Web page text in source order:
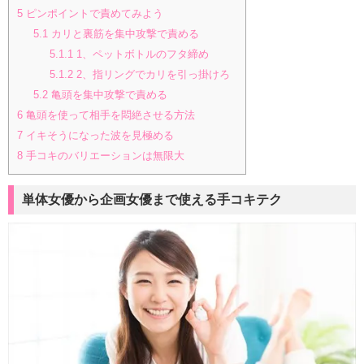
5 ピンポイントで責めてみよう
5.1カリと裏筋を集中攻撃で責める
5.1.11、ペットボトルのフタ締め
5.1.22、指リングでカリを引っ掛けろ
5.2亀頭を集中攻撃で責める
6 亀頭を使って相手を悶絶させる方法
7 イキそうになった波を見極める
8 手コキのバリエーションは無限大
単体女優から企画女優まで使える手コキテク